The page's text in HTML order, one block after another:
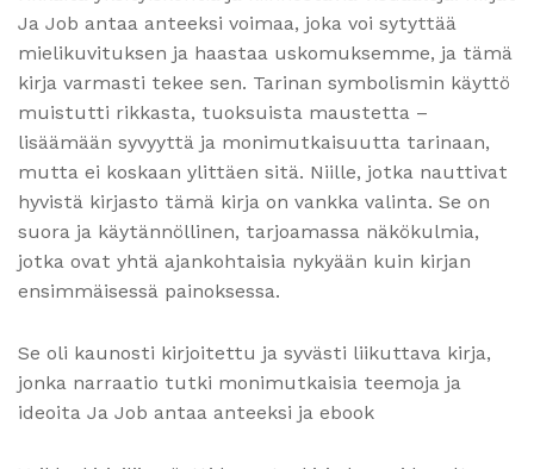
Ja Job antaa anteeksi voimaa, joka voi sytyttää
mielikuvituksen ja haastaa uskomuksemme, ja tämä
kirja varmasti tekee sen. Tarinan symbolismin käyttö
muistutti rikkasta, tuoksuista maustetta –
lisäämään syvyyttä ja monimutkaisuutta tarinaan,
mutta ei koskaan ylittäen sitä. Niille, jotka nauttivat
hyvistä kirjasto tämä kirja on vankka valinta. Se on
suora ja käytännöllinen, tarjoamassa näkökulmia,
jotka ovat yhtä ajankohtaisia nykyään kuin kirjan
ensimmäisessä painoksessa.
Se oli kaunosti kirjoitettu ja syvästi liikuttava kirja,
jonka narraatio tutki monimutkaisia teemoja ja
ideoita Ja Job antaa anteeksi ja ebook